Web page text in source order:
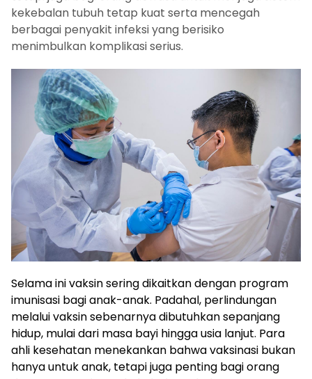
kekebalan tubuh tetap kuat serta mencegah
berbagai penyakit infeksi yang berisiko
menimbulkan komplikasi serius.
Selama ini vaksin sering dikaitkan dengan program
imunisasi bagi anak-anak. Padahal, perlindungan
melalui vaksin sebenarnya dibutuhkan sepanjang
hidup, mulai dari masa bayi hingga usia lanjut. Para
ahli kesehatan menekankan bahwa vaksinasi bukan
hanya untuk anak, tetapi juga penting bagi orang